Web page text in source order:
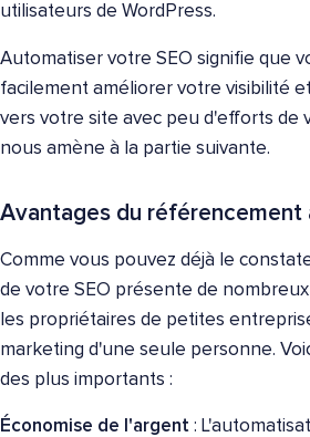
utilisateurs de WordPress.
Automatiser votre SEO signifie que
facilement améliorer votre visibilité
vers votre site avec peu d'efforts de
nous amène à la partie suivante.
Avantages du référencement
Comme vous pouvez déjà le
de votre SEO présente de
les propriétaires de petites
marketing d'une seule personne.
des plus importants :
Économise de l'argent :